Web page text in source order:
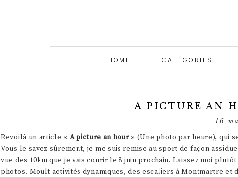
HOME CATÉGORIES
A PICTURE AN
16
Revoilà un article « A picture an hour» (Une photo par heure), qui
Vous le savez sûrement, je me suis remise au sport de façon
vue des 10km que je vais courir le 8 juin prochain. Laissez moi
photos. Moult activités dynamiques, des escaliers à Montmartre et